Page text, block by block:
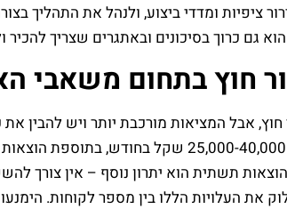
ציפיות ומדדי ביצוע, ולנהל את התהליך
גם כרוך בסיכונים ובאתגרים שצריך
חוץ בתחום משאבי
אבל המציאות מורכבת יותר ויש להבין
משמעותי – במקום להעסיק מנהל משאבי אנוש
שקל בחודש. החיסכון בהוצאות תשתית הוא יתרון
את העלויות הללו בין מספר לקוחות.